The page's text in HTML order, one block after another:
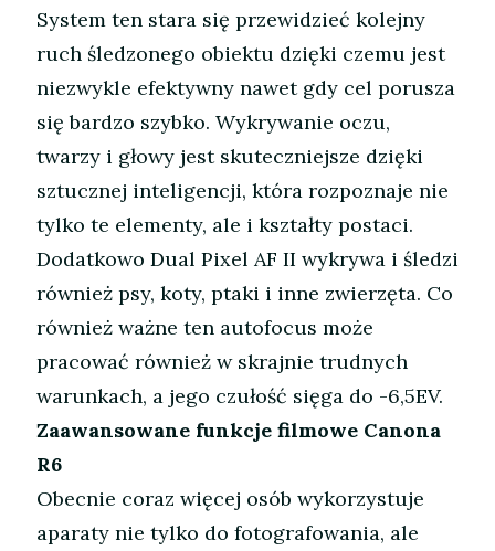
System ten stara się przewidzieć kolejny
ruch śledzonego obiektu dzięki czemu jest
niezwykle efektywny nawet gdy cel porusza
się bardzo szybko. Wykrywanie oczu,
twarzy i głowy jest skuteczniejsze dzięki
sztucznej inteligencji, która rozpoznaje nie
tylko te elementy, ale i kształty postaci.
Dodatkowo Dual Pixel AF II wykrywa i śledzi
również psy, koty, ptaki i inne zwierzęta. Co
również ważne ten autofocus może
pracować również w skrajnie trudnych
warunkach, a jego czułość sięga do -6,5EV.
Zaawansowane funkcje filmowe Canona
R6
Obecnie coraz więcej osób wykorzystuje
aparaty nie tylko do fotografowania, ale